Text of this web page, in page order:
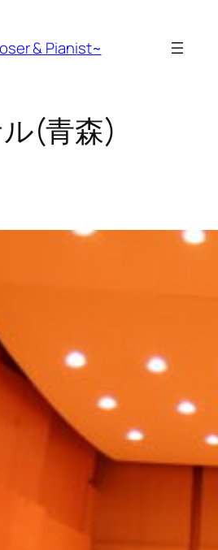
& Pianist~
(青森)